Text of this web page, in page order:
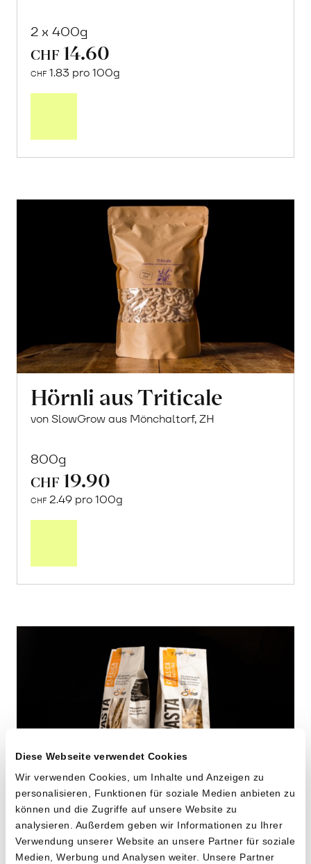
Diese Webseite verwendet Cookies
Wir verwenden Cookies, um Inhalte und Anzeigen zu
personalisieren, Funktionen für soziale Medien anbieten zu
können und die Zugriffe auf unsere Website zu
analysieren. Außerdem geben wir Informationen zu Ihrer
Verwendung unserer Website an unsere Partner für soziale
Medien, Werbung und Analysen weiter. Unsere Partner
2 x 400g
CHF 14.60
CHF 1.83 pro 100g
Hörnli aus Triticale
von SlowGrow aus Mönchaltorf, ZH
800g
CHF 19.90
CHF 2.49 pro 100g
Maccheroni aus alten
Hartweizensorten